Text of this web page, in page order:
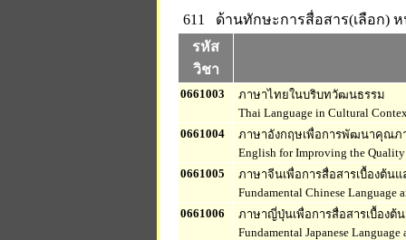
611 ด้านทักษะการสื่อสาร(เลือก) ห
รหัส
วิชา
0661003
ภาษาไทยในบริบทวัฒนธรรม
Thai Language in Cultural
0661004
ภาษาอังกฤษเพื่อการพัฒนาคุณภ
English for Improving the
0661005
ภาษาจีนเพื่อการสื่อสารเบื้องต้น
Fundamental Chinese Language
0661006
ภาษาญี่ปุ่นเพื่อการสื่อสารเบื้องต้
Fundamental Japanese Language